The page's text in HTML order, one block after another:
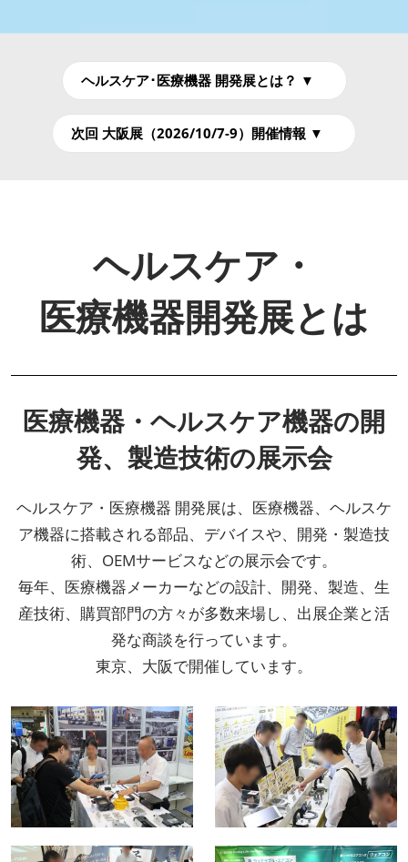
ヘルスケア･医療機器 開発展とは？ ▼
次回 大阪展（2026/10/7-9）開催情報 ▼
ヘルスケア・
医療機器開発展とは
医療機器・ヘルスケア機器の開
発、製造技術の展示会
ヘルスケア・医療機器 開発展は、医療機器、ヘルスケ
ア機器に搭載される部品、デバイスや、開発・製造技
術、OEMサービスなどの展示会です。
毎年、医療機器メーカーなどの設計、開発、製造、生
産技術、購買部門の方々が多数来場し、出展企業と活
発な商談を行っています。
東京、大阪で開催しています。